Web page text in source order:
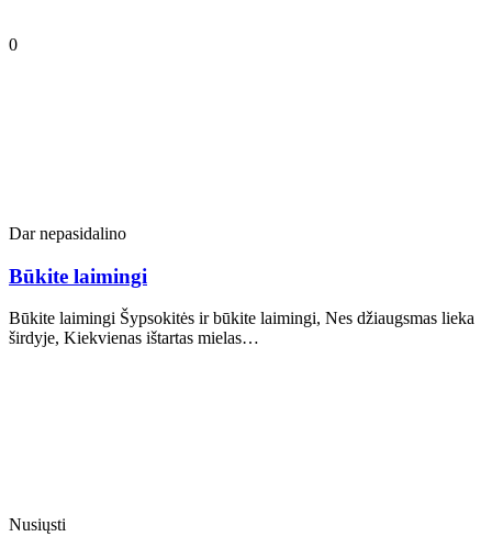
0
Dar nepasidalino
Būkite laimingi
Būkite laimingi Šypsokitės ir būkite laimingi, Nes džiaugsmas lieka
širdyje, Kiekvienas ištartas mielas…
Nusiųsti